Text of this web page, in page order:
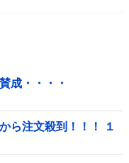
成・・・・
ら注文殺到！！！ １